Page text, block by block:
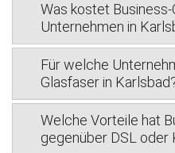
Was kostet
Unternehmen in
Für welche
Glasfaser in
Welche Vorteile hat
gegenüber DSL oder